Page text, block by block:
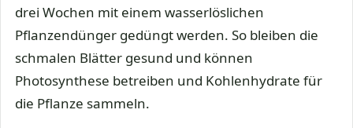
drei Wochen mit einem wasserlöslichen
Pflanzendünger gedüngt werden. So bleiben die
schmalen Blätter gesund und können
Photosynthese betreiben und Kohlenhydrate für
die Pflanze sammeln.